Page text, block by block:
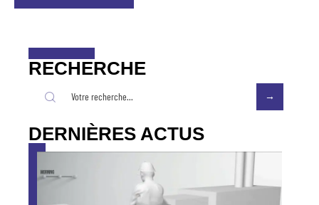
RECHERCHE
DERNIÈRES ACTUS